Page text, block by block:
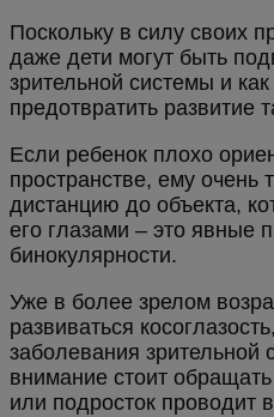
Поскольку в силу своих
даже дети могут быть
зрительной системы и
предотвратить развитие
Если ребенок плохо
пространстве, ему очень
дистанцию до объекта,
его глазами – это явные
бинокулярности.
Уже в более зрелом
развиваться
заболевания зрительной
внимание стоит
или подросток проводит